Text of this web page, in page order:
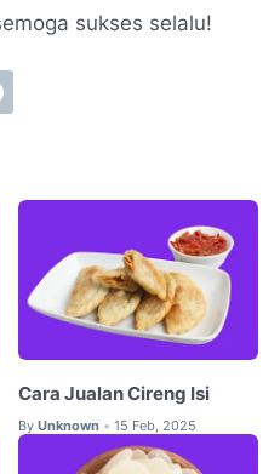
sukses selalu!
Cara Jualan Cireng Isi
By Unknown • 15 Feb, 2025